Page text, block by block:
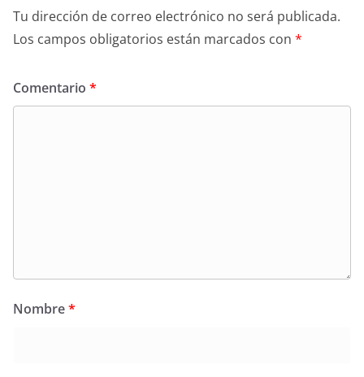
Tu dirección de correo electrónico no será publicada.
Los campos obligatorios están marcados con *
Comentario *
Nombre*